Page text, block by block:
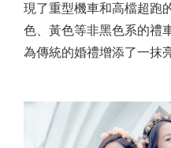
現了重型機車和高檔超跑
色、黃色等非黑色系的禮
為傳統的婚禮增添了一抹